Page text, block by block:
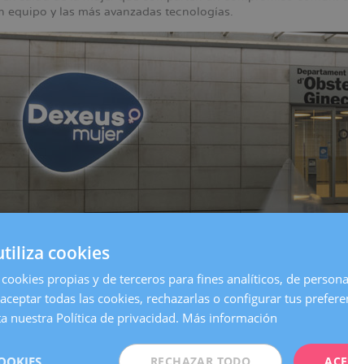
equipo y las más avanzadas tecnologías.
deBarcelona, es una de las clínicas más grandes y
los servicios necesarios para atender cualquier
queremos estar aún más cerca de nuestras pacientes.
cookies
propias y de terceros para fines analíticos, de
todas las cookies, rechazarlas o configurar tus
nuestra Política de privacidad. Más información
RECHAZAR TODO